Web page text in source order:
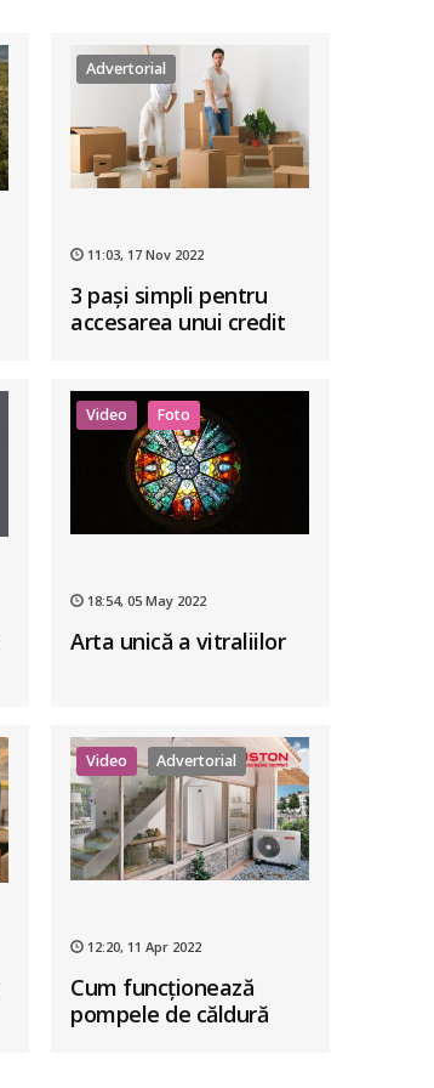
Advertorial
11:03, 17 Nov 2022
3 pași simpli pentru
accesarea unui credit
Video Foto
18:54, 05 May 2022
Arta unică a vitraliilor
Video Advertorial
12:20, 11 Apr 2022
Cum funcționează
pompele de căldură